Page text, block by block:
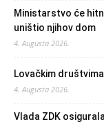
Ministarstvo će
uništio njihov dom
4. Augusta 2026.
Lovačkim
4. Augusta 2026.
Vlada ZDK